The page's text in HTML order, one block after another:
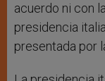
acuerdo ni con
presidencia
presentada por